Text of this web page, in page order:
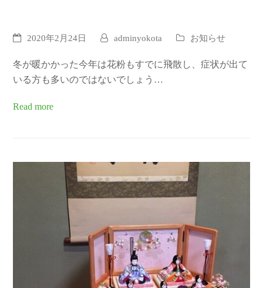
2020年2月24日 adminyokota お知らせ
冬が暖かかった今年は花粉もすでに飛散し、症状が出て
いる方も多いのではないでしょう…
Read more